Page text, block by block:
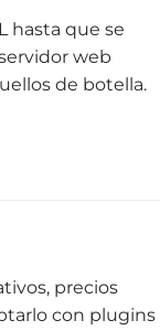
hasta que se
web
de botella.
precios
con plugins